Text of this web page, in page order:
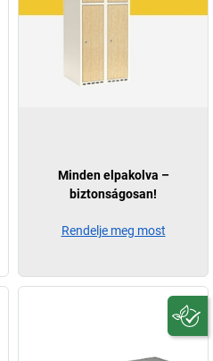
Minden elpakolva –
biztonságosan!
Rendelje meg most